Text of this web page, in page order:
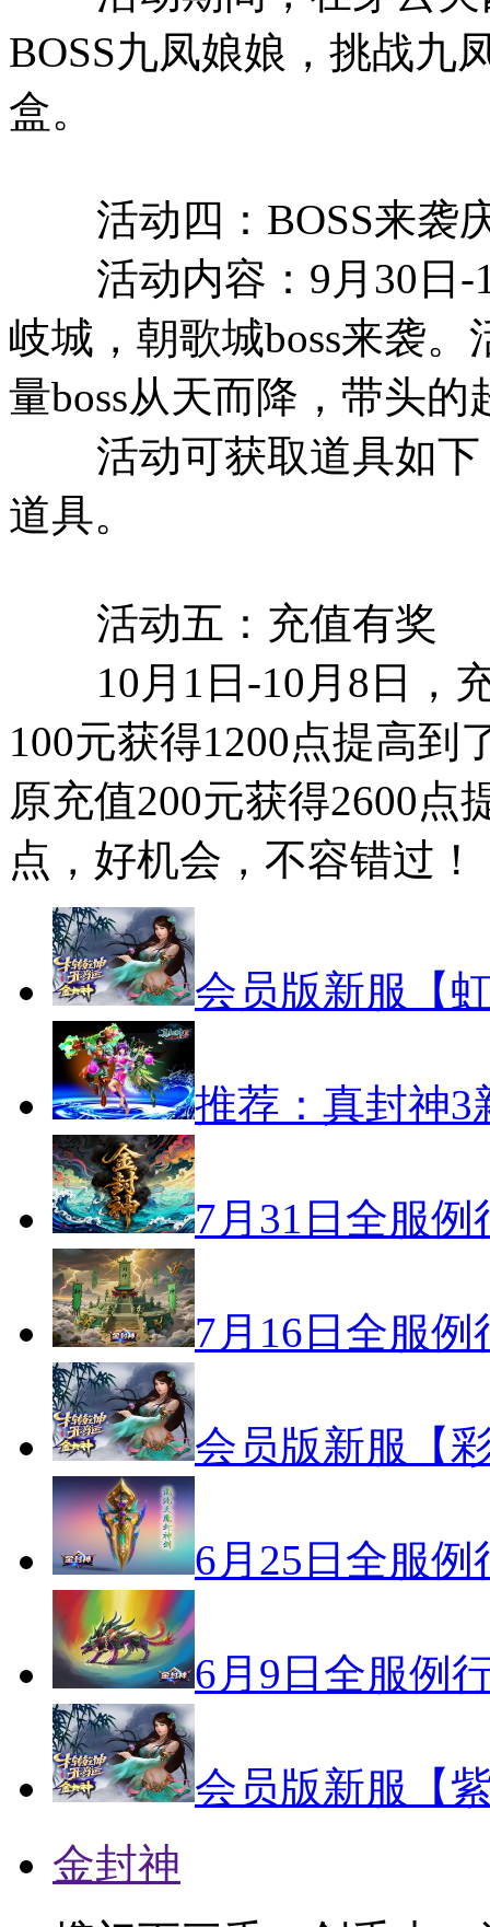
BOSS九凤娘娘，挑战九
盒。
活动四：BOSS来袭
活动内容：9月30日-
岐城，朝歌城boss来袭
量boss从天而降，带头的
活动可获取道具如下
道具。
活动五：充值有奖
10月1日-10月8日，充
100元获得1200点提高到
原充值200元获得2600点
点，好机会，不容错过！
会员版新服【
推荐：真封神3
7月31日全服
7月16日全服
会员版新服【
6月25日全服
6月9日全服例
会员版新服【
金封神